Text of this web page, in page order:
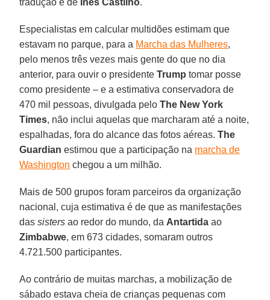
Especialistas em calcular multidões estimam que
estavam no parque, para a Marcha das Mulheres,
pelo menos três vezes mais gente do que no dia
anterior, para ouvir o presidenteTrump tomar posse
como presidente – e a estimativa conservadora de
470 mil pessoas, divulgada peloThe New York
Times, não inclui aquelas que marcharam até a noite,
espalhadas, fora do alcance das fotos aéreas.The
Guardian estimou que a participação na marcha de
Washington chegou a um milhão.
Mais de 500 grupos foram parceiros da organização
nacional, cuja estimativa é de que as manifestações
dassisters ao redor do mundo, da Antartida ao
Zimbabwe, em 673 cidades, somaram outros
4.721.500 participantes.
Ao contrário de muitas marchas, a mobilização de
sábado estava cheia de crianças pequenas com